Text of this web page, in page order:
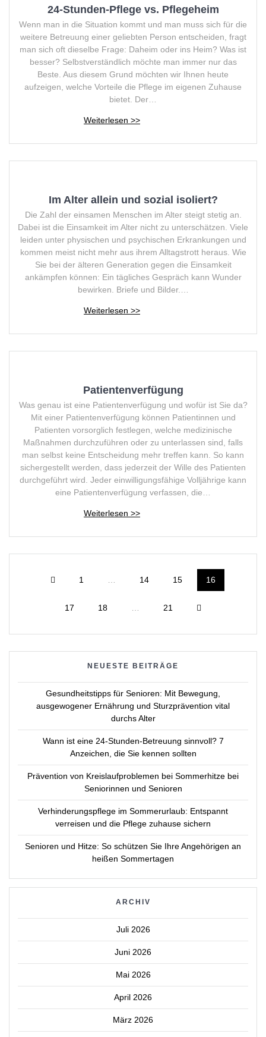
24-Stunden-Pflege vs. Pflegeheim
Wenn man in die Situation kommt und man muss sich für die
weitere Betreuung einer geliebten Person entscheiden, fragt
man sich oft dieselbe Frage: Daheim oder ins Heim? Was ist
besser? Selbstverständlich möchte man immer nur das
Beste. Aus diesem Grund möchten wir Ihnen heute
aufzeigen, welche Vorteile die Pflege im eigenen Zuhause
bietet. Der…
Im Alter allein und sozial isoliert?
Die Zahl der einsamen Menschen im Alter steigt stetig an.
Dabei ist die Einsamkeit im Alter nicht zu unterschätzen. Viele
leiden unter physischen und psychischen Erkrankungen und
kommen meist nicht mehr aus ihrem Alltagstrott heraus. Wie
Sie bei der älteren Generation gegen die Einsamkeit
ankämpfen können: Ein tägliches Gespräch kann Wunder
bewirken. Briefe und Bilder.…
Patientenverfügung
Was genau ist eine Patientenverfügung und wofür ist Sie da?
Mit einer Patientenverfügung können Patientinnen und
Patienten vorsorglich festlegen, welche medizinische
Maßnahmen durchzuführen oder zu unterlassen sind, falls
man selbst keine Entscheidung mehr treffen kann. So kann
sichergestellt werden, dass jederzeit der Wille des Patienten
durchgeführt wird. Jeder einwilligungsfähige Volljährige kann
eine Patientenverfügung verfassen, die…
Page
1 … Page
14 Page
15 Page
16
Page
17 Page
18 … Page
21
NEUESTE BEITRÄGE
Gesundheitstipps für Senioren: Mit Bewegung,
ausgewogener Ernährung und Sturzprävention vital
durchs Alter
Wann ist eine 24-Stunden-Betreuung sinnvoll? 7
Anzeichen, die Sie kennen sollten
Prävention von Kreislaufproblemen bei Sommerhitze bei
Seniorinnen und Senioren
Verhinderungspflege im Sommerurlaub: Entspannt
verreisen und die Pflege zuhause sichern
Senioren und Hitze: So schützen Sie Ihre Angehörigen an
heißen Sommertagen
ARCHIV
Juli 2026
Juni 2026
Mai 2026
April 2026
März 2026